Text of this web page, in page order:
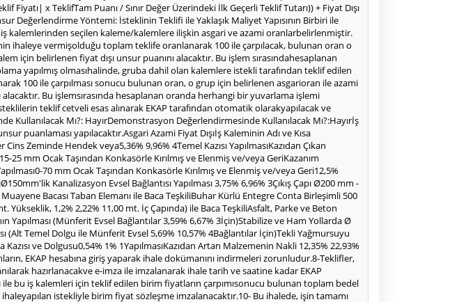
Fiyatı| x TeklifTam Puanı / Sınır Değer Üzerindeki İlk Geçerli Teklif Tutarı)) + Fiyat Dışı
Değerlendirme Yöntemi: İsteklinin Teklifi ile Yaklaşık Maliyet Yapısının Birbiri ile
kalemlerinden seçilen kaleme/kalemlere ilişkin asgari ve azami oranlarbelirlenmiştir.
ihaleye vermişolduğu toplam teklife oranlanarak 100 ile çarpılacak, bulunan oran o
için belirlenen fiyat dışı unsur puanını alacaktır. Bu işlem sırasındahesaplanan
yapılmış olmasıhalinde, gruba dahil olan kalemlere istekli tarafından teklif edilen
100 ile çarpılması sonucu bulunan oran, o grup için belirlenen asgarioran ile azami
Bu işlemsırasında hesaplanan oranda herhangi bir yuvarlama işlemi
teklif cetveli esas alınarak EKAP tarafından otomatik olarakyapılacak ve
Mı?: HayırDemonstrasyon Değerlendirmesinde Kullanılacak Mı?:Hayırİş
puanlaması yapılacaktır.Asgari Azami Fiyat Dışıİş Kaleminin Adı ve Kısa
Zeminde Hendek veya5,36% 9,96% 4Temel Kazısı YapılmasıKazıdan Çıkan
25 mm Ocak Taşından Konkasörle Kırılmış ve Elenmiş ve/veya GeriKazanım
70 mm Ocak Taşından Konkasörle Kırılmış ve Elenmiş ve/veya Geri12,5%
Kanalizasyon Evsel Bağlantısı Yapılması 3,75% 6,96% 3Çıkış Çapı Ø200 mm -
Bacası Taban Elemanı ile Baca TeşkiliBuhar Kürlü Entegre Conta Birleşimli 500
1,2% 2,22% 11,00 mt. İç Çapında) ile Baca TeşkiliAsfalt, Parke ve Beton
Yapılması (Münferit Evsel Bağlantılar 3,59% 6,67% 3İçin)Stabilize ve Ham Yollarda Ø
(Alt Temel Dolgu ile Münferit Evsel 5,69% 10,57% 4Bağlantılar İçin)Tekli Yağmursuyu
ve Dolgusu0,54% 1% 1YapılmasıKazıdan Artan Malzemenin Nakli 12,35% 22,93%
EKAP hesabına giriş yaparak ihale dokümanını indirmeleri zorunludur.8-Teklifler,
hazırlanacakve e-imza ile imzalanarak ihale tarih ve saatine kadar EKAP
bu iş kalemleri için teklif edilen birim fiyatların çarpımısonucu bulunan toplam bedel
istekliyle birim fiyat sözleşme imzalanacaktır.10- Bu ihalede, işin tamamı